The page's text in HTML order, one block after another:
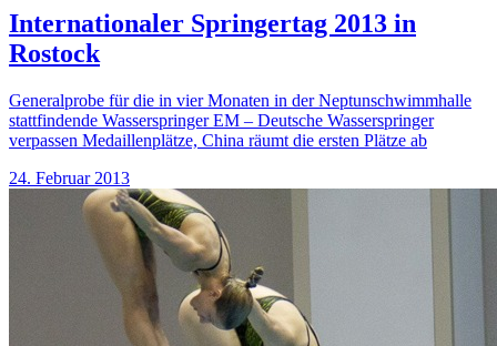
Internationaler Springertag 2013 in
Rostock
Generalprobe für die in vier Monaten in der Neptunschwimmhalle
stattfindende Wasserspringer EM – Deutsche Wasserspringer
verpassen Medaillenplätze, China räumt die ersten Plätze ab
24. Februar 2013